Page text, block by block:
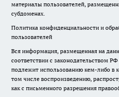
материалы пользователей,
субдоменах.
Политика конфиденциальности и
пользователей
Вся информация, размещенная на
соответствии с законодательством
подлежит использованию кем-либо в
том числе воспроизведению,
как с письменного разрешения